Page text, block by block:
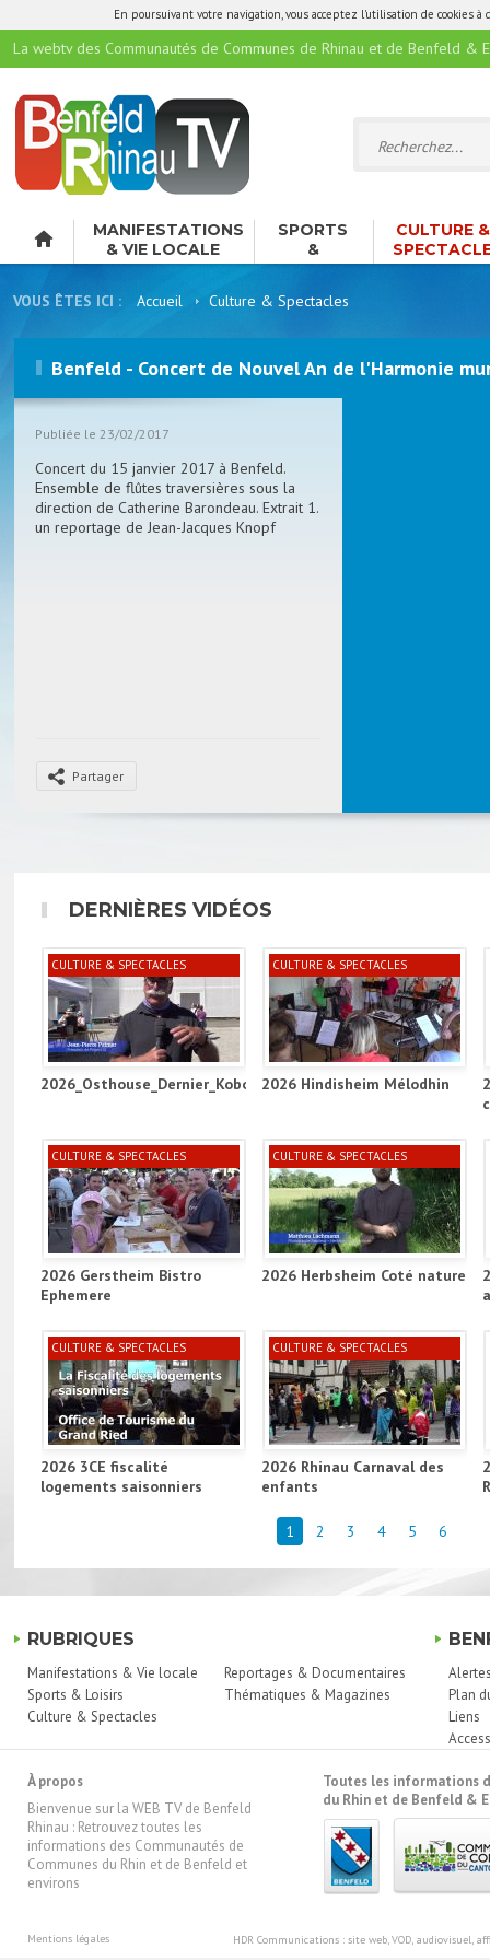
En poursuivant votre navigation, vous acceptez l'utilisation de cookies
La webtv des Communautés de Communes de Rhinau et de Benfeld &
MANIFESTATIONS
& VIE LOCALE
SPORTS
&
LOISIRS
CULTURE &
VOUS ÊTES ICI : Accueil Culture & Spectacles
Benfeld - Concert de Nouvel An de l'Harmonie
Publiée le 23/02/2017
Concert du 15 janvier 2017 à Benfeld.
Ensemble de flûtes traversières sous la
direction de Catherine Barondeau. Extrait 1.
un reportage de Jean-Jacques Knopf
Partager
DERNIÈRES VIDÉOS
CULTURE & SPECTACLES
2026_Osthouse_Dernier_Kobold_Project_ill
CULTURE & SPECTACLES
2026 Hindisheim Mélodhin
CULTURE & SPECTACLES
2026 Gerstheim Bistro
Ephemere
CULTURE & SPECTACLES
2026 Herbsheim Coté nature
CULTURE & SPECTACLES
2026 3CE fiscalité
logements saisonniers
CULTURE & SPECTACLES
2026 Rhinau Carnaval des
enfants
1 2 3 4 5 6
RUBRIQUES
Manifestations & Vie locale
Sports & Loisirs
Culture & Spectacles
Reportages & Documentaires
Thématiques & Magazines
Plan
Liens
À propos
Bienvenue sur la WEB TV de Benfeld
Rhinau : Retrouvez toutes les
informations des Communautés de
Communes du Rhin et de Benfeld et
environs
Toutes les informations
du Rhin et de Benfeld &
Mentions légales HDR Communications : site web, VOD, audiovisuel,